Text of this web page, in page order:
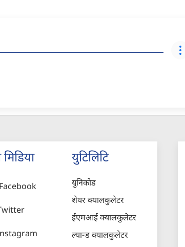
Facebook
युटिलिटि
युनिकोड
शेयर क्यालकुलेटर
ईएमआई क्यालकुलेटर
ल्यान्ड क्यालकुलेटर